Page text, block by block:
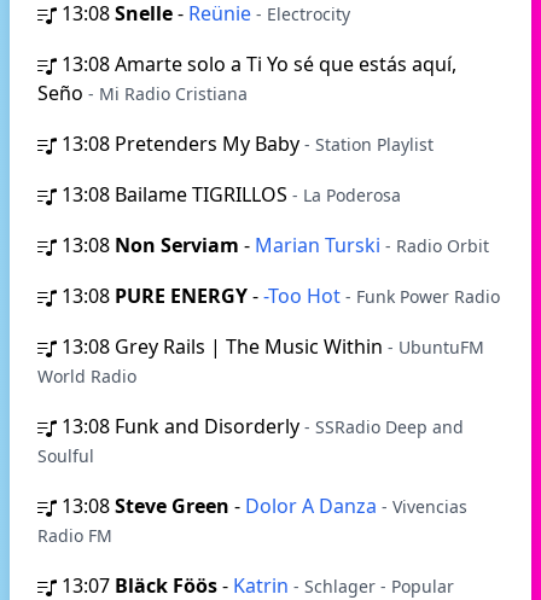
13:08Snelle- Reünie - Electrocity
13:08Amarte solo a Ti Yo sé que estás aquí,
Seño - Mi Radio Cristiana
13:08 Pretenders My Baby - Station Playlist
13:08 Bailame TIGRILLOS - La Poderosa
13:08 Non Serviam - Marian Turski - Radio Orbit
13:08 PURE ENERGY--Too Hot - Funk Power Radio
13:08 Grey Rails | The Music Within - UbuntuFM
World Radio
13:08 Funk and Disorderly - SSRadio Deep and
Soulful
13:08Steve Green - Dolor A Danza - Vivencias
Radio FM
13:07 Bläck Föös- Katrin - Schlager - Popular